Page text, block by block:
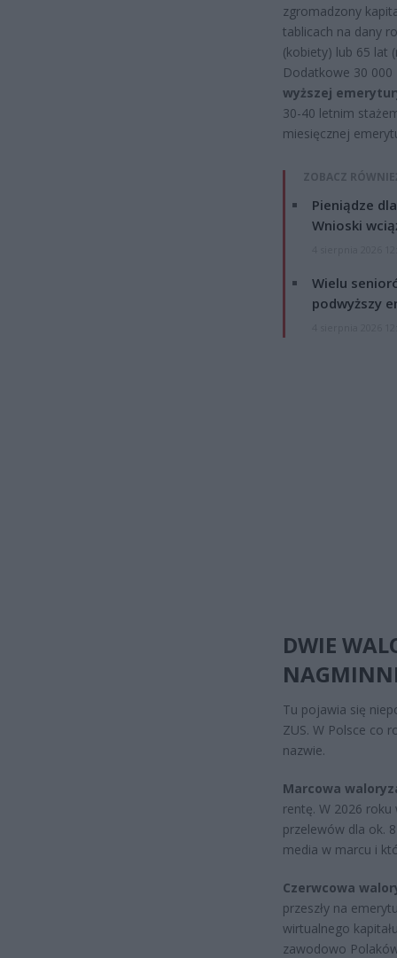
zgromadzony
tablicach na dany
(kobiety) lub 65 lat
Dodatkowe 30 000
wyższej
30-40 letnim
miesięcznej
ZOBACZ
Pieniądze
Wnioski
Wielu
podwyższy
DWIE
Tu pojawia się
ZUS. W Polsce co
nazwie.
Marcowa
rentę. W 2026 roku
przelewów dla ok.
media w marcu i
Czerwcowa
przeszły na
wirtualnego
zawodowo